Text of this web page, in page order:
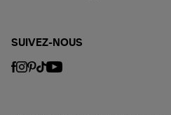
SUIVEZ-NOUS